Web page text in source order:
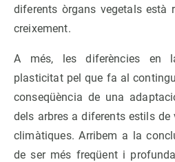
diferents òrgans vegetals
creixement.
A més, les diferències en
plasticitat pel que fa al
conseqüència de una
dels arbres a diferents estils
climàtiques. Arribem a la
de ser més freqüent i